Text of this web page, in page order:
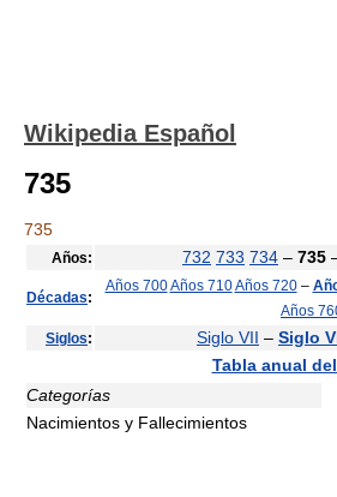
Wikipedia Español
735
735
Años: 732 733 734 – 735
Décadas:
Años 700Años 710Años 720–
Años
Siglos: Siglo VII – Siglo
Tabla anual
Categorías
Nacimientos y Fallecimientos